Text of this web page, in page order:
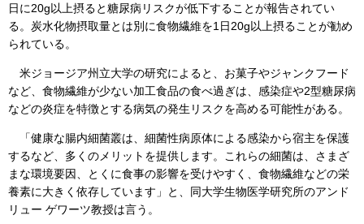
日に20g以上摂ると糖尿病リスクが低下することが報告されてい
る。炭水化物摂取量とは別に食物繊維を1日20g以上摂ることが勧め
られている。
米ジョージア州立大学の研究によると、お菓子やジャンクフード
など、食物繊維が少ない加工食品の食べ過ぎは、感染症や2型糖尿病
などの炎症を特徴とする病気の発生リスクを高める可能性がある。
「健康な腸内細菌叢は、細菌性病原体による感染から宿主を保護
するなど、多くのメリットを提供します。これらの細菌は、さまざ
まな環境要因、とくに食事の影響を受けやすく、食物繊維などの栄
養素に大きく依存しています」と、同大学生物医学研究所のアンド
リュー ゲワーツ教授は言う。